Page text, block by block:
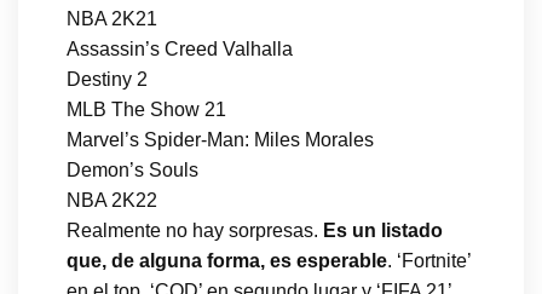
NBA 2K21
Assassin’s Creed Valhalla
Destiny 2
MLB The Show 21
Marvel’s Spider-Man: Miles Morales
Demon’s Souls
NBA 2K22
Realmente no hay sorpresas. Es un listado
que, de alguna forma, es esperable. ‘Fortnite’